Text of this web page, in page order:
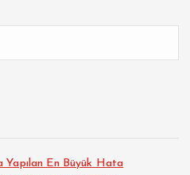
Yapılan En Büyük Hata